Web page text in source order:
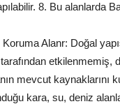
8. Bu alanlarda
Alanr: Doğal
mevcut kaynaklarını
kara, su, deniz
Hasret Sona
İzini...
yaklaşık 60 yıldır yaşayan
merak...